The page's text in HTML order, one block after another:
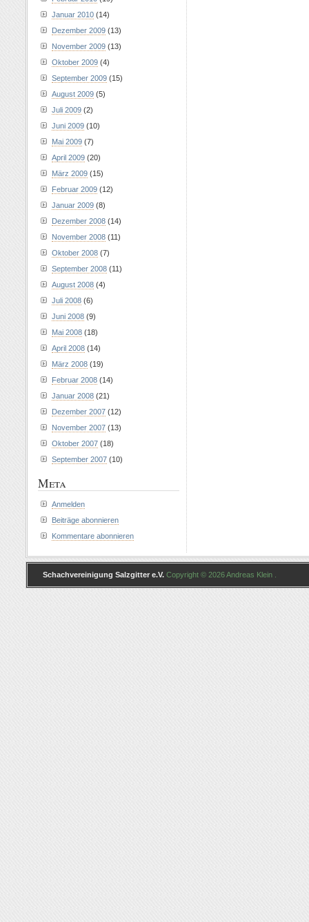
Januar 2010 (14)
Dezember 2009 (13)
November 2009 (13)
Oktober 2009 (4)
September 2009 (15)
August 2009 (5)
Juli 2009 (2)
Juni 2009 (10)
Mai 2009 (7)
April 2009 (20)
März 2009 (15)
Februar 2009 (12)
Januar 2009 (8)
Dezember 2008 (14)
November 2008 (11)
Oktober 2008 (7)
September 2008 (11)
August 2008 (4)
Juli 2008 (6)
Juni 2008 (9)
Mai 2008 (18)
April 2008 (14)
März 2008 (19)
Februar 2008 (14)
Januar 2008 (21)
Dezember 2007 (12)
November 2007 (13)
Oktober 2007 (18)
September 2007 (10)
Meta
Anmelden
Beiträge abonnieren
Kommentare abonnieren
Schachvereinigung Salzgitter e.V. Copyright © 2026 Andreas Klein .